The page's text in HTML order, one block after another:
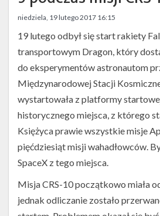
Kalendarze
niedziela, 19 lutego 2017 16:15
19 lutego odbył się start rakiety
transportowym Dragon, który
do eksperymentów astronautom
Międzynarodowej Stacji
wystartowała z platformy
historycznego miejsca, z którego
Księżyca prawie wszystkie misje
pięćdziesiąt misji wahadłowców.
SpaceX z tego miejsca.
Misja CRS-10 początkowo miała
jednak odliczanie zostało